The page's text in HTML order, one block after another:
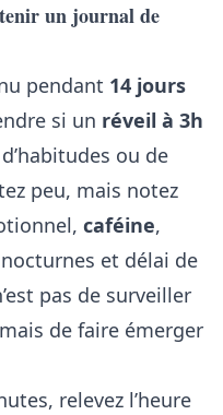
un journal de
pendant 14 jours
si un réveil à 3h
ou de
peu, mais notez
caféine,
et délai de
pas de surveiller
de faire émerger
relevez l’heure